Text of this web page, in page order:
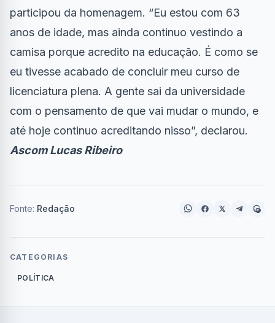
participou da homenagem. “Eu estou com 63
anos de idade, mas ainda continuo vestindo a
camisa porque acredito na educação. É como se
eu tivesse acabado de concluir meu curso de
licenciatura plena. A gente sai da universidade
com o pensamento de que vai mudar o mundo, e
até hoje continuo acreditando nisso”, declarou.
Ascom Lucas Ribeiro
Fonte: Redação
CATEGORIAS
POLÍTICA